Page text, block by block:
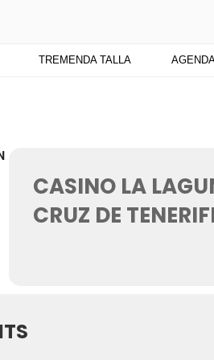
TREMENDA TALLA
CASINO LA
CRUZ DE